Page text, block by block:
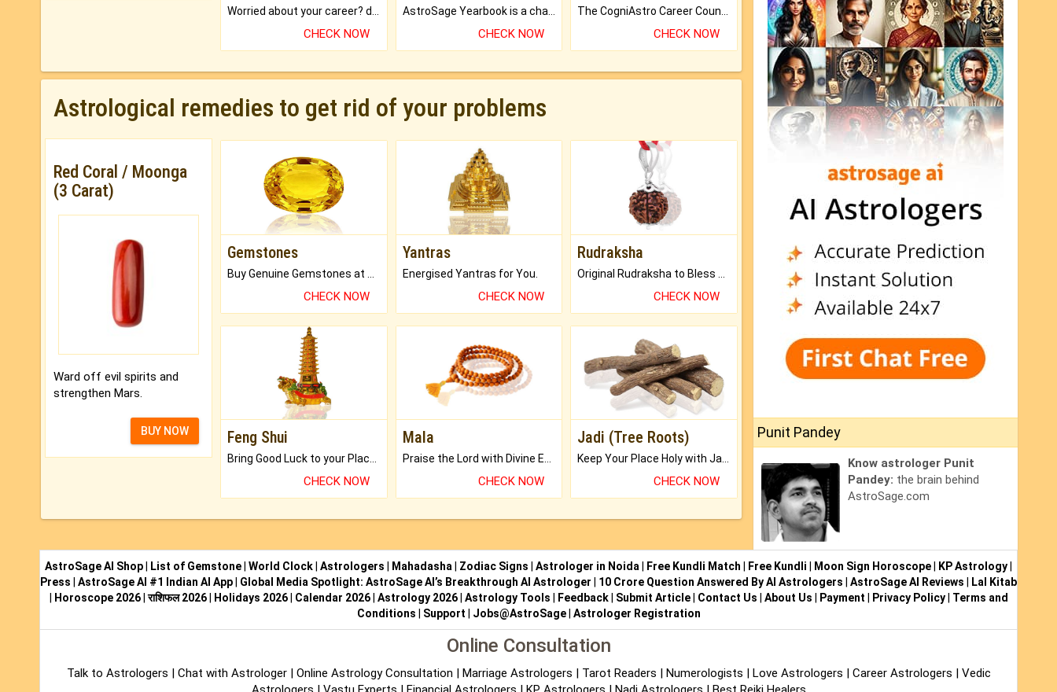
CHECK NOW CHECK NOW CHECK NOW
Astrological remedies to get rid of your problems
Red Coral / Moonga
(3 Carat)
Ward off evil spirits and
strengthen Mars.
BUY NOW
Gemstones
CHECK NOW
Yantras
Energised Yantras for You.
CHECK NOW
Rudraksha
CHECK NOW
Feng Shui
Bring Good Luck to your Place with Feng Shui.
CHECK NOW
Mala
Praise the Lord with Divine Energies of Mala.
CHECK NOW
Jadi (Tree Roots)
Keep Your Place Holy with Jadi.
CHECK NOW
Punit Pandey
Know astrologer Punit
Pandey: the brain behind
AstroSage.com
AstroSage AI Shop List of Gemstone World Clock Astrologers Mahadasha Zodiac Signs Astrologer in Noida Free Kundli Match Free Kundli Moon Sign Horoscope KP Astrology
Press
AstroSage AI #1 Indian AI App Global Media Spotlight: AstroSage AI’s Breakthrough AI Astrologer 10 Crore Question Answered By AI Astrologers AstroSage AI Reviews
Lal Kitab
Horoscope 2026|राशिफल 2026| Holidays 2026| Calendar 2026| Astrology 2026| Astrology Tools Feedback| Submit Article| Contact Us About Us Payment Privacy Policy| Terms and
Conditions
Support Jobs@AstroSage| Astrologer Registration
Online Consultation
Talk to Astrologers Chat with Astrologer Online Astrology Consultation Marriage Astrologers Tarot Readers Numerologists Love Astrologers Career Astrologers
Vedic